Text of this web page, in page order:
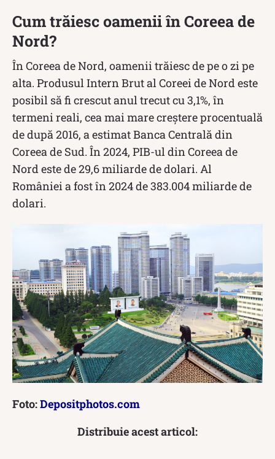
Cum trăiesc oamenii în Coreea de
Nord?
În Coreea de Nord, oamenii trăiesc de pe o zi pe
alta. Produsul Intern Brut al Coreei de Nord este
posibil să fi crescut anul trecut cu 3,1%, în
termeni reali, cea mai mare creştere procentuală
de după 2016, a estimat Banca Centrală din
Coreea de Sud. În 2024, PIB-ul din Coreea de
Nord este de 29,6 miliarde de dolari. Al
României a fost în 2024 de 383.004 miliarde de
dolari.
Foto:Depositphotos.com
Distribuie acest articol: